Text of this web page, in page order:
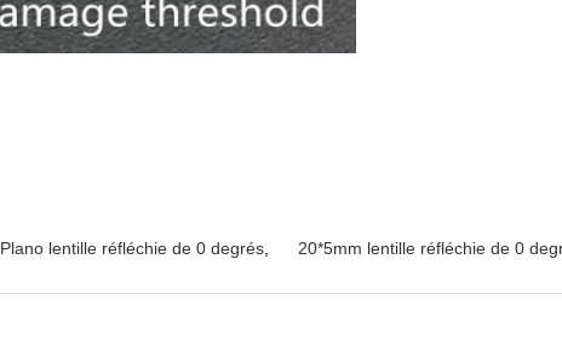
Plano lentille réfléchie de 0 degrés 20*5mm lentille réfléchie de 0